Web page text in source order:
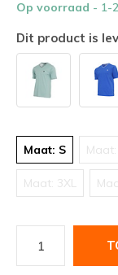
Op voorraad - 1-
Dit product is
Maat: S Maat:
Maat: 3XL